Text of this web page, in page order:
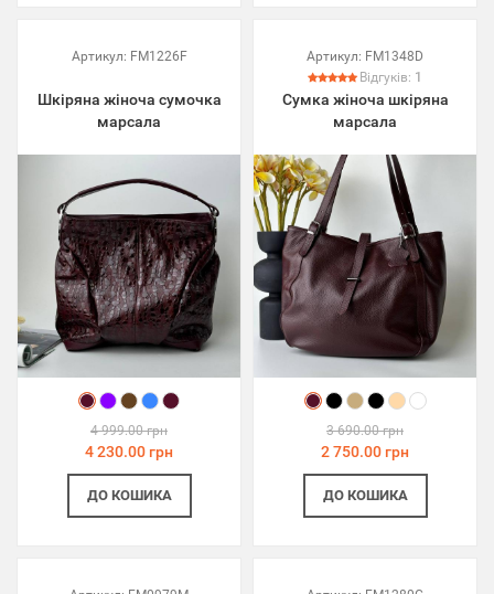
Артикул: FM1226F
Шкіряна жіноча сумочка
марсала
4 999.00 грн
4 230.00 грн
ДО КОШИКА
Артикул: FM1348D
Відгуків: 1
Сумка жіноча шкіряна
марсала
3 690.00 грн
2 750.00 грн
ДО КОШИКА